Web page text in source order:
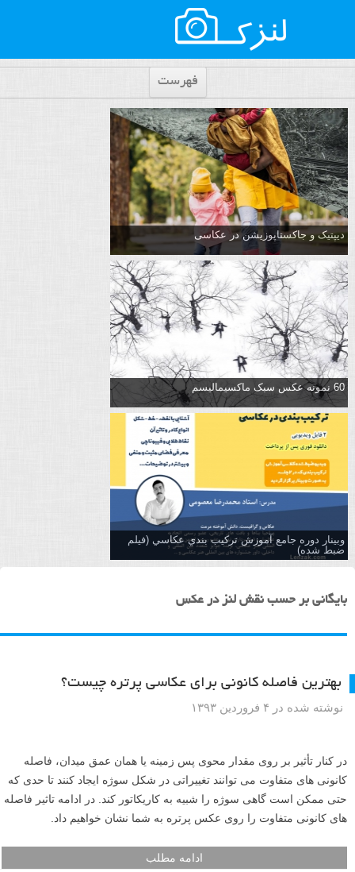
فهرست
دیپتیک و جاکستا‌پوزیشن در عکاسی
60 نمونه عکس سبک ماکسیمالیسم
وبینار دوره جامع آموزش تركيب بندي عكاسي (فیلم
ضبط شده)
بایگانی بر حسب نقش لنز در عکس
بهترین فاصله کانونی برای عکاسی پرتره چیست؟
نوشته شده در ۴ فروردین ۱۳۹۳
در کنار تأثیر بر روی مقدار محوی پس زمینه یا همان عمق میدان، فاصله
کانونی های متفاوت می توانند تغییراتی در شکل سوژه ایجاد کنند تا حدی که
حتی ممکن است گاهی سوژه را شبیه به کاریکاتور کند. در ادامه تاثیر فاصله
های کانونی متفاوت را روی عکس پرتره به شما نشان خواهیم داد.
ادامه مطلب